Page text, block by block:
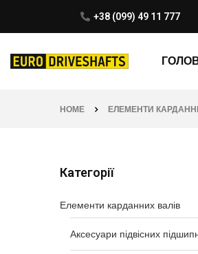
+38 (099) 49 11 777
HOME ЕЛЕМЕНТИ
Категорії
Елементи карданних валів
Аксесуари підвісних